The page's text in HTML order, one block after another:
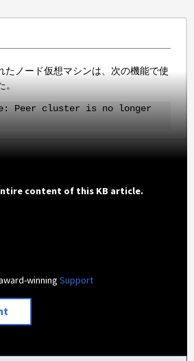
たノード仮想マシンは、次の機能で使
Peer cluster is no longer
content of this KB article.
winningSupport